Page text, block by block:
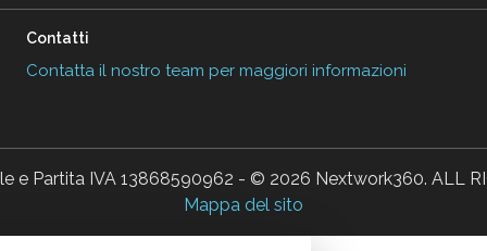
Contatti
Contatta il nostro team per maggiori informazioni
e Partita IVA 13868590962 - © 2026 Nextwork360. ALL
Mappa del sito